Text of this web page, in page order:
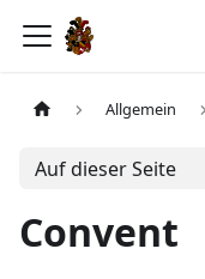
Allgemein
Auf dieser Seite
Convent